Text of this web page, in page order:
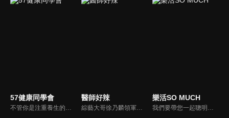
57健康同學會 醫師好辣
綜藝大哥徐乃麟領軍，率領「好辣軍團」挑戰醫界麻辣話題，對上帥哥美女醫師團，不一樣的白色旋風即將登場！以前不敢說的，現在說給你聽，只要你想聽，我們就敢問！沒有不能聊，就怕不夠辣！絕對讓您耳目一新！打破傳統，跳脫框架！挖掘麻辣秘辛！
樂活SO MUCH